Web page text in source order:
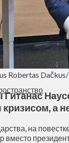
Robertas
а
на
вместо